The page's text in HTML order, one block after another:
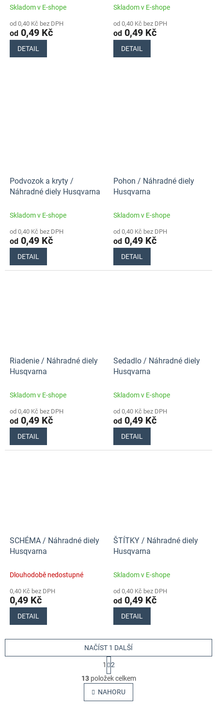
Skladom v E-shope
od 0,40 Kč bez DPH
od 0,49 Kč
DETAIL
Skladom v E-shope
od 0,40 Kč bez DPH
od 0,49 Kč
DETAIL
Podvozok a kryty /
Náhradné diely Husqvarna
Skladom v E-shope
od 0,40 Kč bez DPH
od 0,49 Kč
DETAIL
Pohon / Náhradné diely
Husqvarna
Skladom v E-shope
od 0,40 Kč bez DPH
od 0,49 Kč
DETAIL
Riadenie / Náhradné diely
Husqvarna
Skladom v E-shope
od 0,40 Kč bez DPH
od 0,49 Kč
DETAIL
Sedadlo / Náhradné diely
Husqvarna
Skladom v E-shope
od 0,40 Kč bez DPH
od 0,49 Kč
DETAIL
SCHÉMA / Náhradné diely
Husqvarna
Dlouhodobě nedostupné
0,40 Kč bez DPH
0,49 Kč
DETAIL
ŠTÍTKY / Náhradné diely
Husqvarna
Skladom v E-shope
od 0,40 Kč bez DPH
od 0,49 Kč
DETAIL
O
v
l
á
NAČÍST 1 DALŠÍ
S
t
r
á
n
k
1
2
13položek celkem
NAHORU